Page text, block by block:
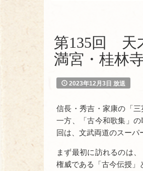
第135回 天
満宮・桂林
2023年12月3日 放送
信長・秀吉・家康の「
一方、「古今和歌集」
回は、文武両道のスーパ
まず最初に訪れるのは
権威である「古今伝授」